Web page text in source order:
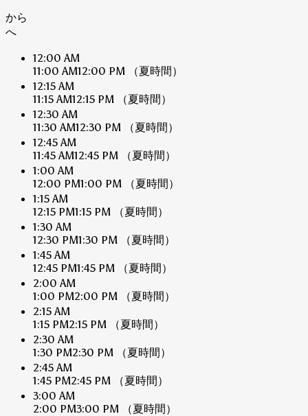
から
へ
12:00 AM
11:00 AM12:00 PM
（夏時間）
12:15 AM
11:15 AM12:15 PM
（夏時間）
12:30 AM
11:30 AM12:30 PM
（夏時間）
12:45 AM
11:45 AM12:45 PM
（夏時間）
1:00 AM
12:00 PM1:00 PM
（夏時間）
1:15 AM
12:15 PM1:15 PM
（夏時間）
1:30 AM
12:30 PM1:30 PM
（夏時間）
1:45 AM
12:45 PM1:45 PM
（夏時間）
2:00 AM
1:00 PM2:00 PM
（夏時間）
2:15 AM
1:15 PM2:15 PM
（夏時間）
2:30 AM
1:30 PM2:30 PM
（夏時間）
2:45 AM
1:45 PM2:45 PM
（夏時間）
3:00 AM
2:00 PM3:00 PM
（夏時間）